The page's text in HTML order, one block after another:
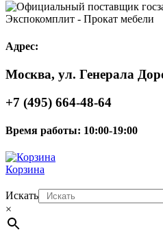
Экспокомплит - Прокат мебели
Адрес:
Москва, ул. Генерала
+7 (495) 664-48-64
Время работы: 10:00-19:00
Корзина
Искать
×